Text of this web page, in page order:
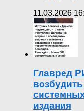
11.03.2026
Главред
издания